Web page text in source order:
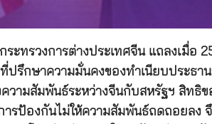
ระทรวงการต่างประเทศจีน แถลงเมื่อ
ปรึกษาความมั่นคงของทำเนียบประธ
วามสัมพันธ์ระหว่างจีนกับสหรัฐฯ สิทธิ
ารป้องกันไม่ให้ความสัมพันธ์ถดถอยลง